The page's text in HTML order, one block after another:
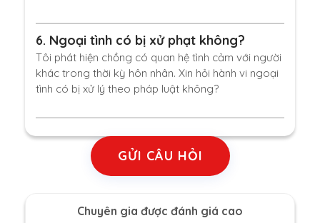
6. Ngoại tình có bị xử phạt không?
Tôi phát hiện chồng có quan hệ tình cảm với người
khác trong thời kỳ hôn nhân. Xin hỏi hành vi ngoại
tình có bị xử lý theo pháp luật không?
GỬI CÂU HỎI
Chuyên gia được đánh giá cao